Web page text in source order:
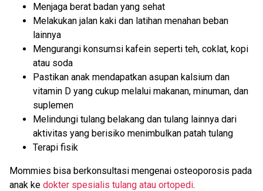
Menjaga berat badan yang sehat
Melakukan jalan kaki dan latihan menahan beban
lainnya
Mengurangi konsumsi kafein seperti teh, coklat, kopi
atau soda
Pastikan anak mendapatkan asupan kalsium dan
vitamin D yang cukup melalui makanan, minuman, dan
suplemen
Melindungi tulang belakang dan tulang lainnya dari
aktivitas yang berisiko menimbulkan patah tulang
Terapi fisik
Mommies bisa berkonsultasi mengenai osteoporosis pada
anak ke dokter spesialis tulang atau ortopedi.